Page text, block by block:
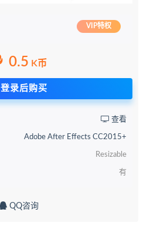
VIP特权
0.5 K币
登录后购买
查看
Adobe After Effects CC2015+
Resizable
有
QQ咨询